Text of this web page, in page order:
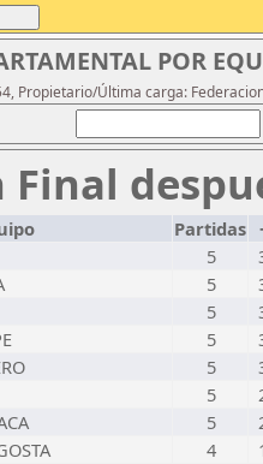
POR
Propietario/Última carga:
Partidas
5
5
5
5
5
5
5
4